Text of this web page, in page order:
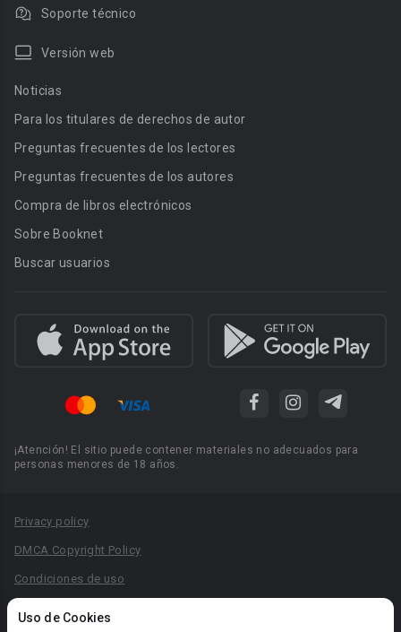
Uso de Cookies
Soporte técnico
Versión web
Noticias
Para los titulares de derechos de autor
Preguntas frecuentes de los lectores
Preguntas frecuentes de los autores
Compra de libros electrónicos
Sobre Booknet
Buscar usuarios
¡Atención! El sitio puede contener materiales no adecuados para
personas menores de 18 años.
Privacy policy
DMCA Copyright Policy
Condiciones de uso